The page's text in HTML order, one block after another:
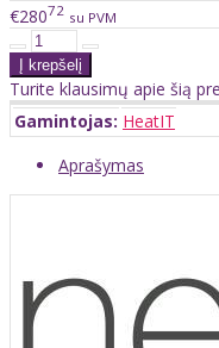
€28072 su PVM
Turite klausimų apie šią
Gamintojas: HeatIT
Aprašymas